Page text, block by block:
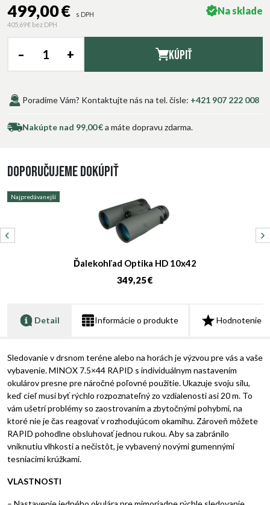
499,00 €
s DPH
405,69 € bez DPH
Na sklade
– + Kúpiť
Poradíme Vám? Kontaktujte nás na tel. čísle: +421 907 222 008
Nakúpte nad 99,00 €a máte dopravu zdarma.
Doporučujeme dokúpiť
Najpredávanejší
Ďalekohľad Optika HD 10x42
349,25 €
Detail Informácie o produkte Hodnotenie
Sledovanie v drsnom teréne alebo na horách je výzvou pre vás a vaše
vybavenie. MINOX 7.5×44 RAPID s individuálnym nastavením
okulárov presne pre náročné poľovné použitie. Ukazuje svoju silu,
keď cieľ musí byť rýchlo rozpoznateľný zo vzdialenosti asi 20 m. To
vám ušetrí problémy so zaostrovaním a zbytočnými pohybmi, na
ktoré nie je čas reagovať v rozhodujúcom okamihu. Zároveň môžete
RAPID pohodlne obsluhovať jednou rukou. Aby sa zabránilo
vniknutiu vlhkosti a nečistôt, je vybavený novými gumennými
tesniacimi krúžkami.
VLASTNOSTI